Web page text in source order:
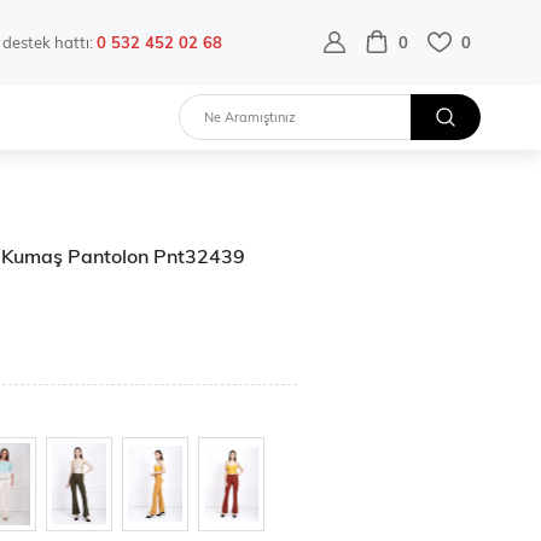
hattı:0 532 452 02 68 0 0
Pantolon Pnt32439